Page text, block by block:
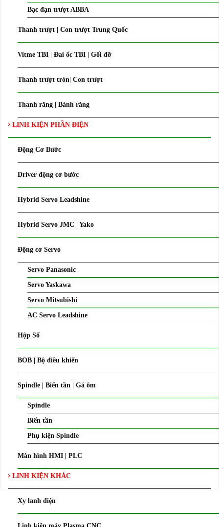
Bạc đạn trượt ABBA
Thanh trượt | Con trượt Trung Quốc
Vitme TBI | Đai ốc TBI | Gối đỡ
Thanh trượt tròn| Con trượt
Thanh răng | Bánh răng
LINH KIỆN PHẦN ĐIỆN
Động Cơ Bước
Driver động cơ bước
Hybrid Servo Leadshine
Hybrid Servo JMC | Yako
Động cơ Servo
Servo Panasonic
Servo Yaskawa
Servo Mitsubishi
AC Servo Leadshine
Hộp Số
BOB | Bộ điều khiển
Spindle | Biến tần | Gá ôm
Spindle
Biến tần
Phụ kiện Spindle
Màn hình HMI | PLC
LINH KIỆN KHÁC
Xy lanh điện